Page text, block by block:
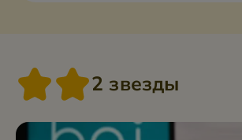
2 звезды